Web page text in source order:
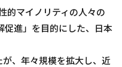
的マイノリティの人々の
促進」を目的にした、日本
、年々規模を拡大し、近